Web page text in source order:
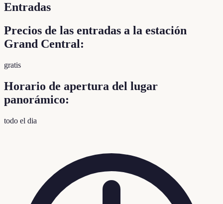
Entradas
Precios de las entradas a la estación
Grand Central:
gratis
Horario de apertura del lugar
panorámico:
todo el dia